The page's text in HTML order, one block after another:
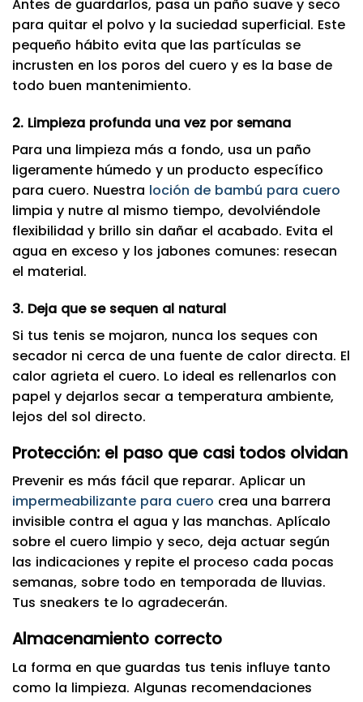
Antes de guardarlos, pasa un paño suave y seco
para quitar el polvo y la suciedad superficial. Este
pequeño hábito evita que las partículas se
incrusten en los poros del cuero y es la base de
todo buen mantenimiento.
2. Limpieza profunda una vez por semana
Para una limpieza más a fondo, usa un paño
ligeramente húmedo y un producto específico
para cuero. Nuestra loción de bambú para cuero
limpia y nutre al mismo tiempo, devolviéndole
flexibilidad y brillo sin dañar el acabado. Evita el
agua en exceso y los jabones comunes: resecan
el material.
3. Deja que se sequen al natural
Si tus tenis se mojaron, nunca los seques con
secador ni cerca de una fuente de calor directa. El
calor agrieta el cuero. Lo ideal es rellenarlos con
papel y dejarlos secar a temperatura ambiente,
lejos del sol directo.
Protección: el paso que casi todos olvidan
Prevenir es más fácil que reparar. Aplicar un
impermeabilizante para cuero crea una barrera
invisible contra el agua y las manchas. Aplícalo
sobre el cuero limpio y seco, deja actuar según
las indicaciones y repite el proceso cada pocas
semanas, sobre todo en temporada de lluvias.
Tus sneakers te lo agradecerán.
Almacenamiento correcto
La forma en que guardas tus tenis influye tanto
como la limpieza. Algunas recomendaciones